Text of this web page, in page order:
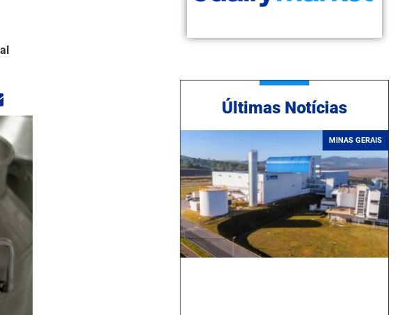
Ú ltimas Notícias
MINAS GERAIS